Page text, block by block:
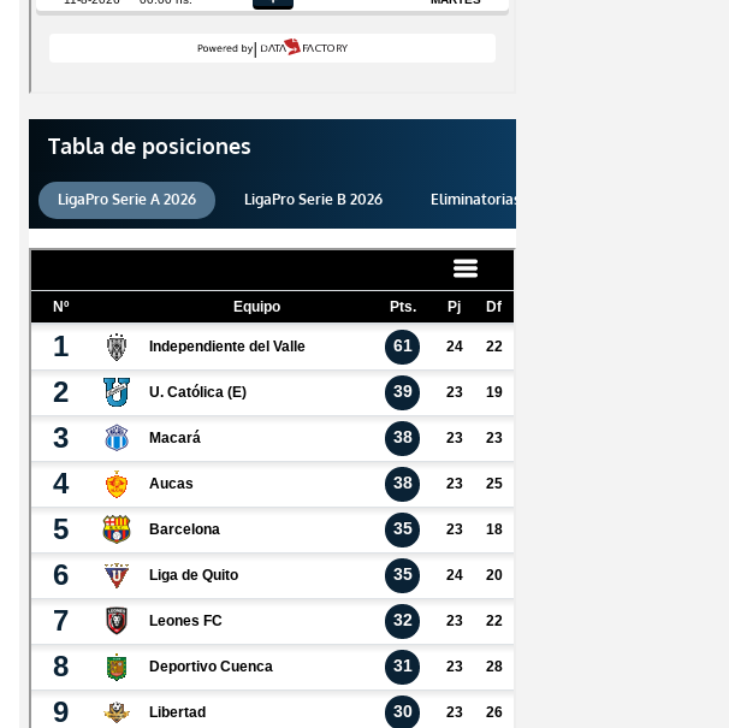
Tabla de posiciones
LigaPro Serie A 2026 LigaPro Serie B 2026 Eliminatorias 2026